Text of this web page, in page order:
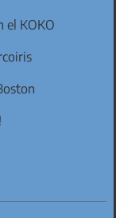
el KOKO